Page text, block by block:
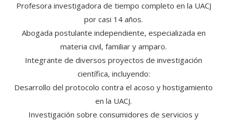
Profesora investigadora de tiempo completo en la UACJ
por casi 14 años.
Abogada postulante independiente, especializada en
materia civil, familiar y amparo.
Integrante de diversos proyectos de investigación
científica, incluyendo:
Desarrollo del protocolo contra el acoso y hostigamiento
en la UACJ.
Investigación sobre consumidores de servicios y